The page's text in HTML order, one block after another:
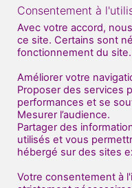
Nous
(en face
Consentement à
Avec votre accord,
ce site. Certains sont
fonctionnement du
Améliorer votre
Proposer des services
performances et se
Mesurer l’audience.
Partager des
utilisés et vous
hébergé sur des sites
Votre consentement à